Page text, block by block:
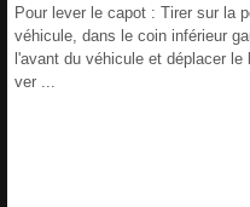
Pour lever le capot : Tirer sur la
véhicule, dans le coin inférieur
l'avant du véhicule et déplacer
ver ...